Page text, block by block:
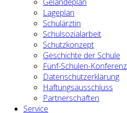
Lageplan
Schulärztin
Schulsozialarbeit
Schutzkonzept
Geschichte der Schule
Fünf-Schulen-Konferenz
Datenschutzerklärung
Haftungsausschluss
Partnerschaften
Service